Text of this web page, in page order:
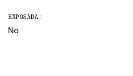
EXPOSADA:
No